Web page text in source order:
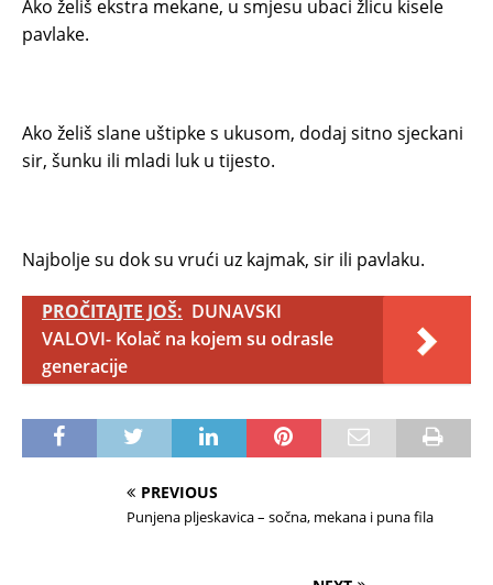
Ako želiš ekstra mekane, u smjesu ubaci žlicu kisele
pavlake.
Ako želiš slane uštipke s ukusom, dodaj sitno sjeckani
sir, šunku ili mladi luk u tijesto.
Najbolje su dok su vrući uz kajmak, sir ili pavlaku.
PROČITAJTE JOŠ: DUNAVSKI
VALOVI- Kolač na kojem su odrasle
generacije
PREVIOUS
Punjena pljeskavica – sočna, mekana i puna fila